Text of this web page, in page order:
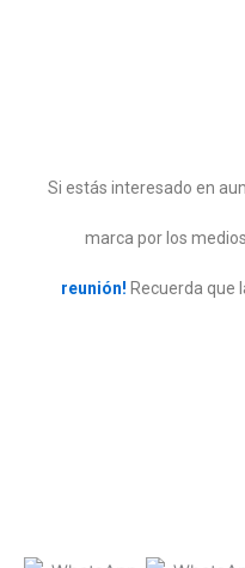
Si estás interesado en
marca por los
reunión! Recuerda que